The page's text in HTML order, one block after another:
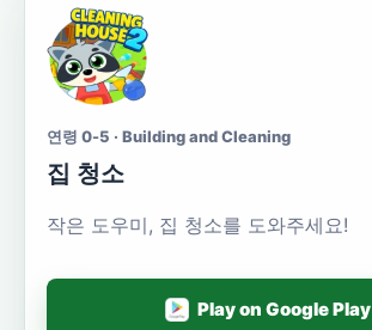
연령 0-5 · Building and Cleaning
집 청소
작은 도우미, 집 청소를 도와주세요!
Play on Google Play